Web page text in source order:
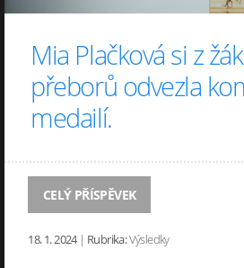
Mia Plačková si z
přeborů odvezla
medailí.
CELÝ PŘÍSPĚVEK
18. 1. 2024 | Rubrika:Výsledky